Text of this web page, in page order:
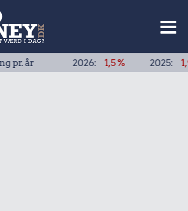
år2026: 1,5 % 2025: 1,9 %